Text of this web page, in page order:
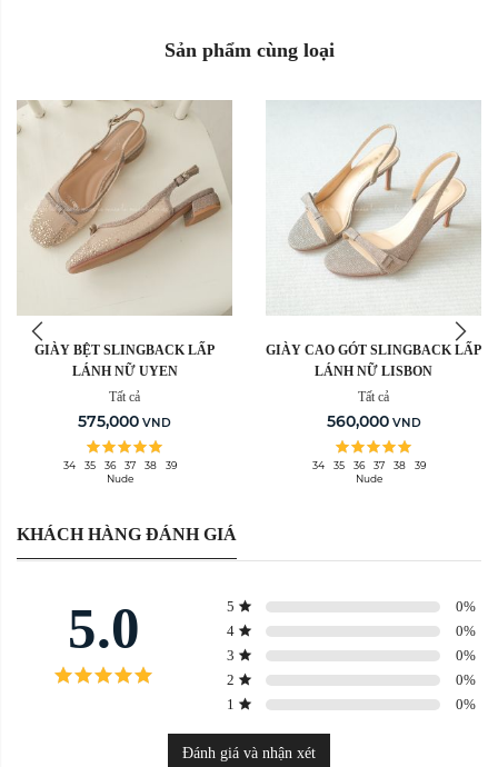
Sản phẩm cùng loại
Sản Phẩm Hết Hàng
GIÀY BỆT SLINGBACK LẤP
LÁNH NỮ UYEN
Tất cả
575,000 VND
34 35 36 37 38
39
Nude
GIÀY CAO GÓT SLINGBACK LẤP
LÁNH NỮ LISBON
Tất cả
560,000 VND
34 35 36 37 38
39
Nude
KHÁCH HÀNG ĐÁNH GIÁ
5.0 5 0%
4
0%
3
0%
2
0%
1
0%
Đánh giá và nhận xét